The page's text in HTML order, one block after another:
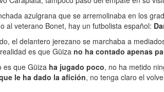
azulgrana que se arremolinaba en los
al veterano Bonet, hay un futbolista español:
el delantero jerezano se marchaba a
es que Güizano ha contado apenas
es que Güiza ha jugado poco, no ha metido
le ha dado la afición, no tenga claro el